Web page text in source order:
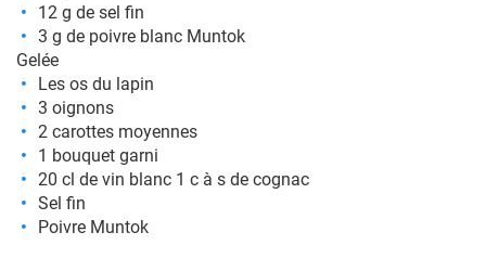
12 g de sel fin
3 g de poivre blanc Muntok
Gelée
Les os du lapin
3 oignons
2 carottes moyennes
1 bouquet garni
20 cl de vin blanc 1 c à s de cognac
Sel fin
Poivre Muntok